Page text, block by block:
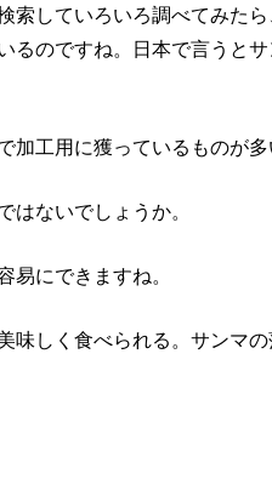
索していろいろ調べてみた
るのですね。日本で言うと
加工用に獲っているものが多
はないでしょうか。
易にできますね。
味しく食べられる。サンマ